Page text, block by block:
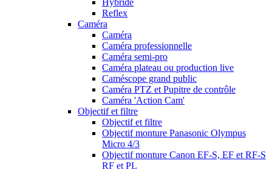
Hybride
Reflex
Caméra
Caméra
Caméra professionnelle
Caméra semi-pro
Caméra plateau ou production live
Caméscope grand public
Caméra PTZ et Pupitre de contrôle
Caméra 'Action Cam'
Objectif et filtre
Objectif et filtre
Objectif monture Panasonic Olympus
Micro 4/3
Objectif monture Canon EF-S, EF et RF-S
RF et PL